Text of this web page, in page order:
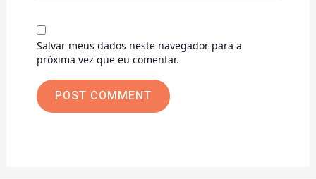
Salvar meus dados neste navegador para a
próxima vez que eu comentar.